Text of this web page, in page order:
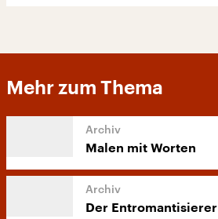
Mehr zum Thema
Malen mit Worten
Der Entromantisierer